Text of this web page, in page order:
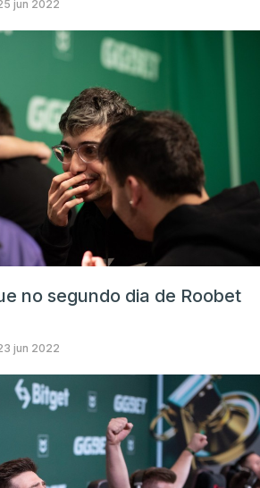
jun 2022
no segundo dia de Roobet
jun 2022